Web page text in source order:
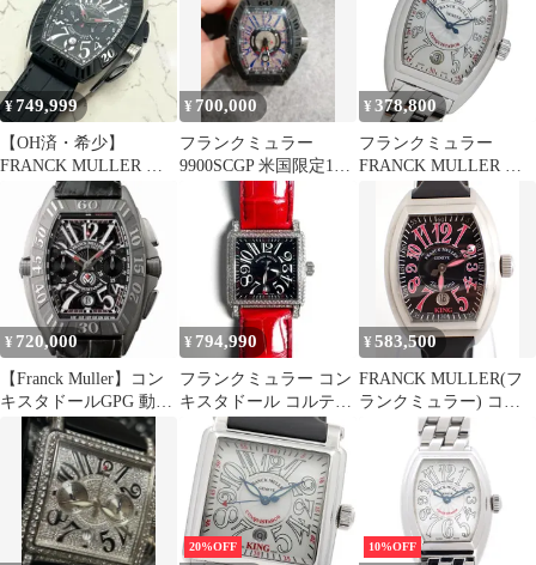
¥749,999
【OH済・希少】
FRANCK MULLER コ
ンキスタドール グラン
¥ 700,000
フランクミュラー
9900SCGP 米国限定100
¥ 378,800
フランクミュラー
FRANCK MULLER コ
ンキスタドール
8005.SC 時計 メンズ ブ
ランド デイト 自動巻き
AT ステンレス SS シル
バー 磨き済み 【中古】
¥ 720,000
【Franck Muller】コン
キスタドールGPG 動作
保証
¥ 794,990
フランクミュラー コン
キスタドール コルテス
10000HSC ダイヤベゼ
¥583,500
FRANCK MULLER(フ
ランクミュラー) コン
キスタドールキングタ
オルミナ
8005SCKINGTAORMIN
A SS/ラバー AT 200本限
定 メンズ
20%OFF 10%OFF